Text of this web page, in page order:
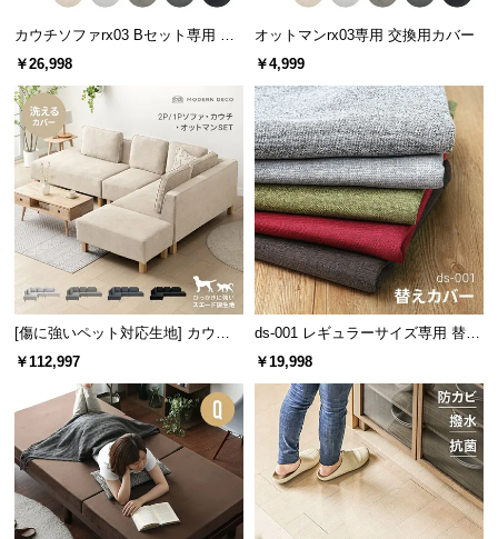
型
商
品
の
配
送
に
つ
い
て
小
商
品
配
送
に
つ
カウチソファrx03 Bセット専用 交
換用カバー カウチ+2P+1Pセット
￥26,998
オットマンrx03専用 交換用カバー
￥4,999
[傷に強いペット対応生地] カウチ
ソファセット 組替自由自在（カウ
￥112,997
ds-001 レギュラーサイズ専用 替え
カバー ペット対応生地
￥19,998